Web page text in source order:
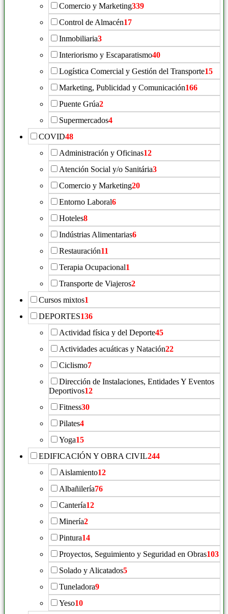
Comercio y Marketing339
Control de Almacén17
Inmobiliaria3
Interiorismo y Escaparatismo40
Logística Comercial y Gestión del Transporte15
Marketing, Publicidad y Comunicación166
Puente Grúa2
Supermercados4
COVID48
Administración y Oficinas12
Atención Social y/o Sanitária3
Comercio y Marketing20
Entorno Laboral6
Hoteles8
Indústrias Alimentarias6
Restauración11
Terapia Ocupacional1
Transporte de Viajeros2
Cursos mixtos1
DEPORTES136
Actividad física y del Deporte45
Actividades acuáticas y Natación22
Ciclismo7
Dirección de Instalaciones, Entidades Y Eventos
Deportivos12
Fitness30
Pilates4
Yoga15
EDIFICACIÓN Y OBRA CIVIL244
Aislamiento12
Albañilería76
Cantería12
Minería2
Pintura14
Proyectos, Seguimiento y Seguridad en Obras103
Solado y Alicatados5
Tuneladora9
Yeso10